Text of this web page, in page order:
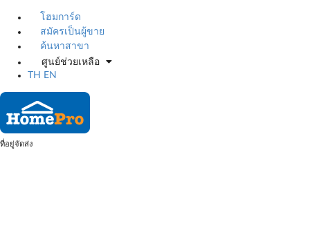
โฮมการ์ด
สมัครเป็นผู้ขาย
ค้นหาสาขา
ศูนย์ช่วยเหลือ
TH
EN
ที่อยู่จัดส่ง